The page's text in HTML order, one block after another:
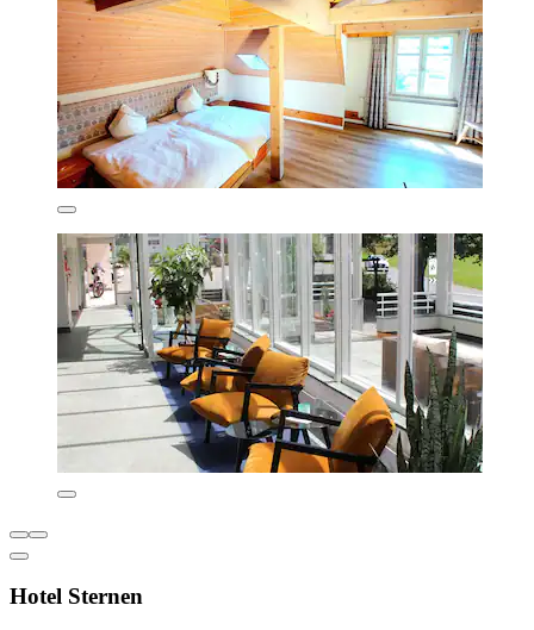
Hotel Sternen